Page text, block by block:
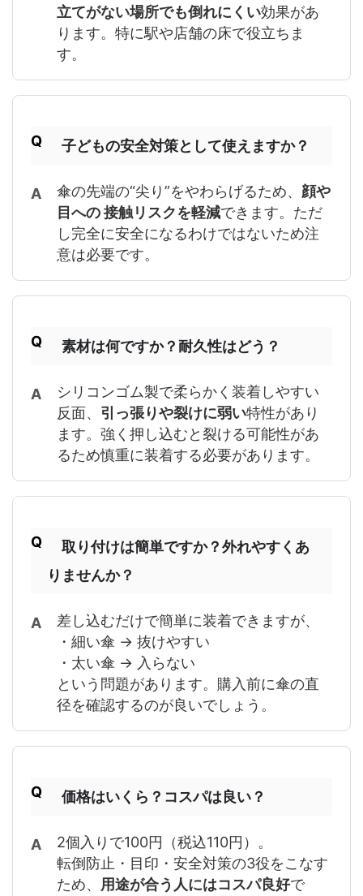
立てがない場所でも倒れにくい効果があ
ります。特に駅や店舗の床で役立ちま
す。
子どもの安全対策として使えますか？
傘の先端の“尖り”をやわらげるため、 顔や
目への 接触リスクを軽減できます。ただ
し完全に安全になるわけではないため注
意は必要です。
素材は何ですか？耐久性はどう？
シリコンゴム製で柔らかく装着しやすい
反面、 引っ張りや裂けに弱い特性があり
ます。強く押し込むと裂ける可能性があ
るため慎重に装着する必要があります。
取り付けは簡単ですか？外れやすくあ
りませんか？
差し込むだけで簡単に装着できますが、
・細い傘 → 抜けやすい
・太い傘 → 入らない
という問題があります。購入前に傘の直
径を確認するのが良いでしょう。
価格はいくら？コスパは良い？
2個入りで100円（税込110円）。
転倒防止・目印・安全対策の3役をこなす
ため、 用途が合う人にはコスパ良好で